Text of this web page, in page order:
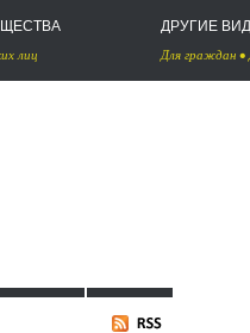
лиц
ДРУГИЕ
Для граждан •